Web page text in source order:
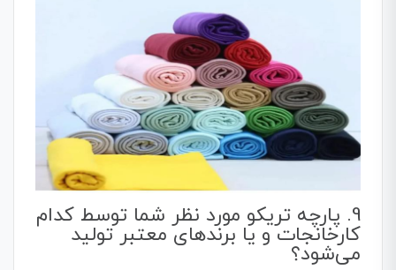
9. پارچه تریکو مورد نظر شما توسط کدام
کارخانجات و یا برندهای معتبر تولید
می‌شود؟